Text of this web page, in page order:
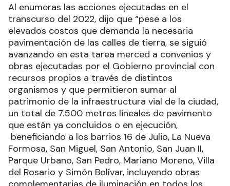
Al enumeras las acciones ejecutadas en el
transcurso del 2022, dijo que “pese a los
elevados costos que demanda la necesaria
pavimentación de las calles de tierra, se siguió
avanzando en esta tarea merced a convenios y
obras ejecutadas por el Gobierno provincial con
recursos propios a través de distintos
organismos y que permitieron sumar al
patrimonio de la infraestructura vial de la ciudad,
un total de 7.500 metros lineales de pavimento
que están ya concluidos o en ejecución,
beneficiando a los barrios 16 de Julio, La Nueva
Formosa, San Miguel, San Antonio, San Juan II,
Parque Urbano, San Pedro, Mariano Moreno, Villa
del Rosario y Simón Bolívar, incluyendo obras